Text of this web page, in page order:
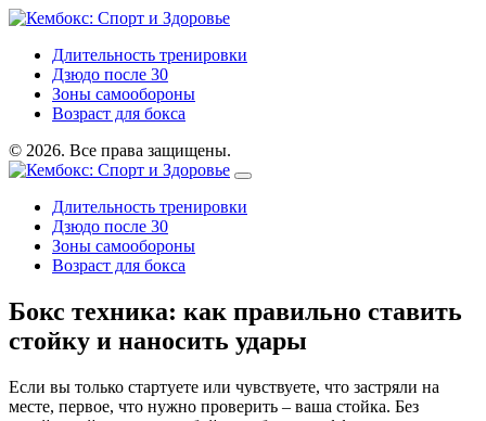
Длительность тренировки
Дзюдо после 30
Зоны самообороны
Возраст для бокса
© 2026. Все права защищены.
Длительность тренировки
Дзюдо после 30
Зоны самообороны
Возраст для бокса
Бокс техника: как правильно ставить
стойку и наносить удары
Если вы только стартуете или чувствуете, что застряли на
месте, первое, что нужно проверить – ваша стойка. Без